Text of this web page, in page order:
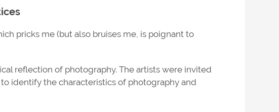
pricks me (but also bruises me, is poignant to
reflection of photography. The artists were invited
identify the characteristics of photography and